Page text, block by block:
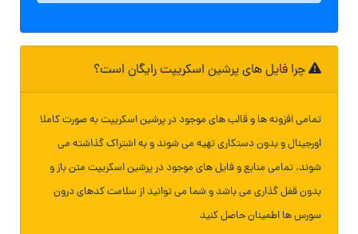
چرا فایل های پرشین اسکریپت رایگان است؟
تمامی افزونه ها و قالب های موجود در پرشین اسکریپت به صورت کاملا
اورجینال و بدون دستکاری تهیه می شوند و به اشتراک گذاشته می
شوند. تمامی منابع و فایل های موجود در پرشین اسکریپت متن باز و
بدون قفل گذاری می باشد و شما می توانید از سلامت کدهای درون
سورس ها اطمینان حاصل کنید